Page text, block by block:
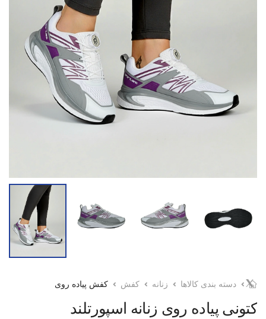
دسته بندی کالاها زنانه کفش کفش پیاده روی
کتونی پیاده روی زنانه اسپورتلند